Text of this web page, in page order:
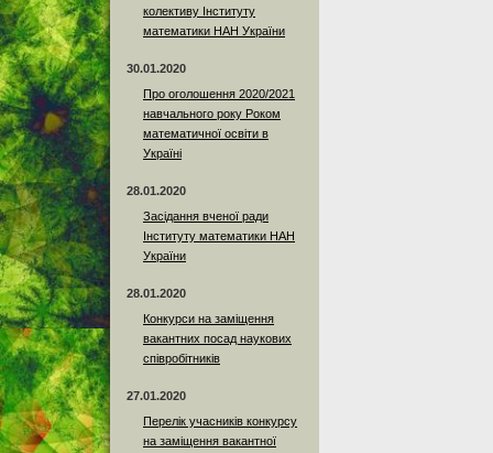
колективу Інституту
математики НАН України
30.01.2020
Про оголошення 2020/2021
навчального року Роком
математичної освіти в
Україні
28.01.2020
Засідання вченої ради
Інституту математики НАН
України
28.01.2020
Конкурси на заміщення
вакантних посад наукових
співробітників
27.01.2020
Перелік учасників конкурсу
на заміщення вакантної